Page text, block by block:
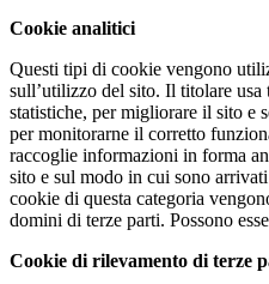
Cookie analitici
Questi tipi di cookie vengono
sull’utilizzo del sito. Il titolare
statistiche, per migliorare il sito e
per monitorarne il corretto
raccoglie informazioni in forma
sito e sul modo in cui sono
cookie di questa categoria
domini di terze parti. Possono
Cookie di rilevamento di terze